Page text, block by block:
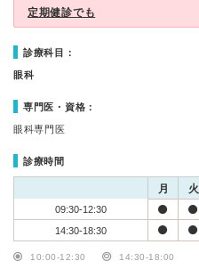
定期健診でも
診療科目：
眼科
専門医・資格：
眼科専門医
診療時間
月 火
09:30-12:30
14:30-18:30
10:00-12:30 14:30-18:00